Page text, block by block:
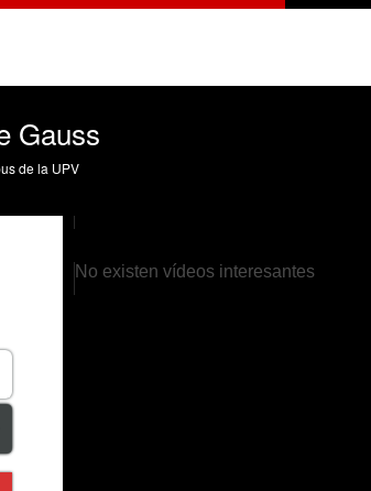
Gauss
de la UPV
No existen vídeos interesantes